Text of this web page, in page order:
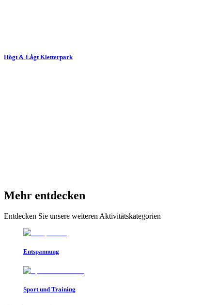
Högt & Lågt Kletterpark
Mehr entdecken
Entdecken Sie unsere weiteren Aktivitätskategorien
Entspannung
Sport und Training